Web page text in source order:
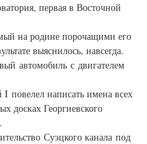
первая в Восточной
на родине порочащими его
выяснилось, навсегда.
автомобиль с двигателем
повелел написать имена всех
досках Георгиевского
Суэцкого канала под